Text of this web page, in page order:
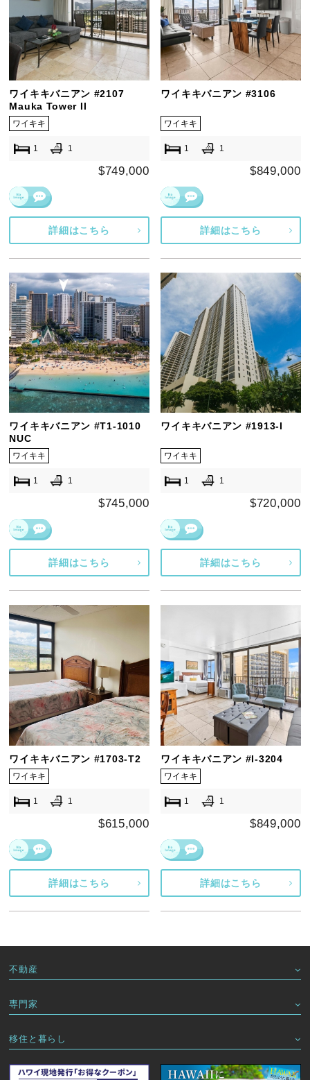
ワイキキバニアン #2107
Mauka Tower II
ワイキキ
1 1
$749,000
詳細はこちら
ワイキキバニアン #3106
ワイキキ
1 1
$849,000
詳細はこちら
ワイキキバニアン #T1-1010
NUC
ワイキキ
1 1
$745,000
詳細はこちら
ワイキキバニアン #1913-I
ワイキキ
1 1
$720,000
詳細はこちら
ワイキキバニアン #1703-T2
ワイキキ
1 1
$615,000
詳細はこちら
ワイキキバニアン #I-3204
ワイキキ
1 1
$849,000
詳細はこちら
不動産
専門家
移住と暮らし